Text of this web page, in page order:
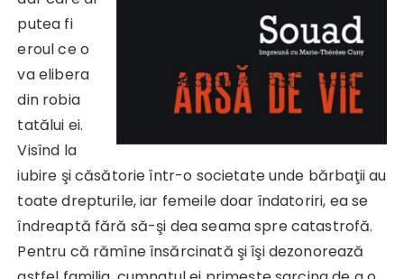
putea fi
eroul ce o
va elibera
din robia
tatălui ei.
Visînd la
iubire şi căsătorie într-o societate unde bărbaţii au
toate drepturile, iar femeile doar îndatoriri, ea se
îndreaptă fără să-şi dea seama spre catastrofă.
Pentru că rămîne însărcinată şi îşi dezonorează